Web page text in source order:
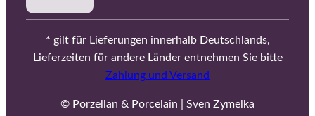
* gilt für Lieferungen innerhalb Deutschlands,
Lieferzeiten für andere Länder entnehmen Sie bitte
Zahlung und Versand
© Porzellan & Porcelain | Sven Zymelka